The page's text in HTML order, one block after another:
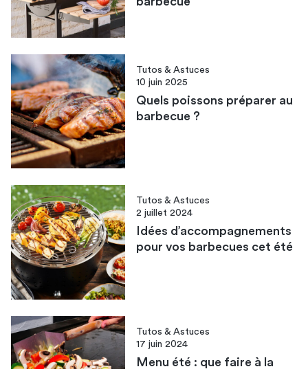
Tutos & Astuces
10 juin 2025
Quels poissons préparer au
barbecue ?
Tutos & Astuces
2 juillet 2024
Idées d’accompagnements
pour vos barbecues cet été
Tutos & Astuces
17 juin 2024
Menu été : que faire à la